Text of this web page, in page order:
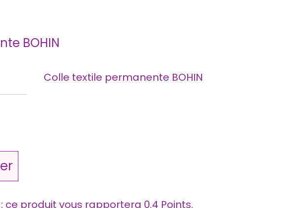
BOHIN
Colle textile permanente BOHIN
produit vous rapportera 0.4 Points.